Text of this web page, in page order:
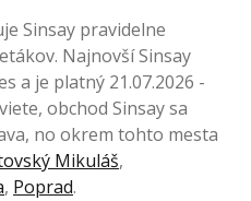
Sinsay pravidelne
Najnovší Sinsay
a je platný 21.07.2026 -
obchod Sinsay sa
no okrem tohto mesta
Mikuláš,
, Poprad.